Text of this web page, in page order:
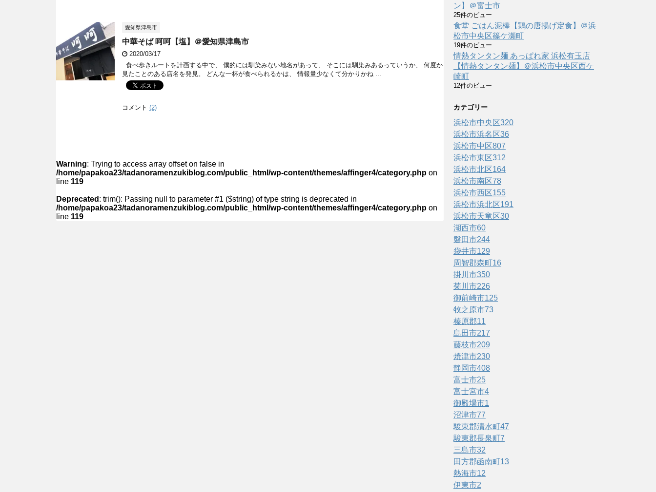
愛知県津島市
中華そば 呵呵【塩】＠愛知県津島市
2020/03/17
食べ歩きルートを計画する中で、 僕的には馴染みない地名があって、 そこには馴染みあるっていうか、 何度か
見たことのある店名を発見。 どんな一杯が食べられるかは、 情報量少なくて分かりかね ...
コメント (2)
Warning: Trying to access array offset on false in
/home/papakoa23/tadanoramenzukiblog.com/public_html/wp-content/themes/affinger4/category.php on
line 119
Deprecated : trim(): Passing null to parameter #1 ($string) of type string is deprecated in
/home/papakoa23/tadanoramenzukiblog.com/public_html/wp-content/themes/affinger4/category.php on
line 119
ン】＠富士市
25件のビュー
食堂 ごはん泥棒【鶏の唐揚げ定食】＠浜
松市中央区篠ケ瀬町
19件のビュー
情熱タンタン麺 あっぱれ家 浜松有玉店
【情熱タンタン麺】＠浜松市中央区西ケ
崎町
12件のビュー
カテゴリー
浜松市中央区320
浜松市浜名区36
浜松市中区807
浜松市東区312
浜松市北区164
浜松市南区78
浜松市西区155
浜松市浜北区191
浜松市天竜区30
湖西市60
磐田市244
袋井市129
周智郡森町16
掛川市350
菊川市226
御前崎市125
牧之原市73
榛原郡11
島田市217
藤枝市209
焼津市230
静岡市408
富士市25
富士宮市4
御殿場市1
沼津市77
駿東郡清水町47
駿東郡長泉町7
三島市32
田方郡函南町13
熱海市12
伊東市2